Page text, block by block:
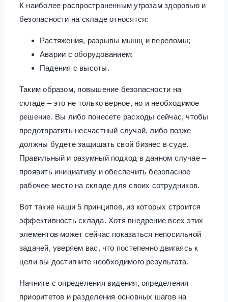
К наиболее распространенным угрозам здоровью и
безопасности на складе относятся:
Растяжения, разрывы мышц и переломы;
Аварии с оборудованием;
Падения с высоты.
Таким образом, повышение безопасности на
складе – это не только верное, но и необходимое
решение. Вы либо понесете расходы сейчас, чтобы
предотвратить несчастный случай, либо позже
должны будете защищать свой бизнес в суде.
Правильный и разумный подход в данном случае –
проявить инициативу и обеспечить безопасное
рабочее место на складе для своих сотрудников.
Вот такие наши 5 принципов, из которых строится
эффективность склада. Хотя внедрение всех этих
элементов может сейчас показаться непосильной
задачей, уверяем вас, что постепенно двигаясь к
цели вы достигните необходимого результата.
Начните с определения видения, определения
приоритетов и разделения основных шагов на